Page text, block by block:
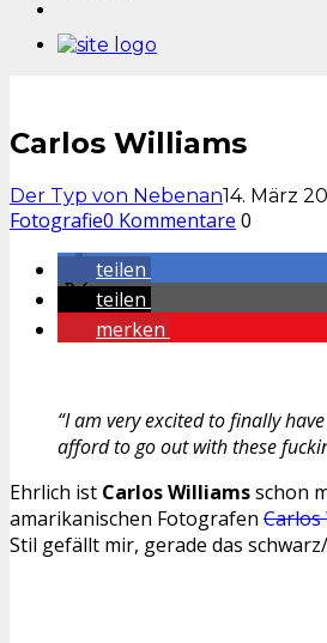
Carlos Williams
Der Typ von Nebenan14. März
Fotografie0 Kommentare 0
teilen
teilen
merken
“I am very excited to finally
afford to go out with these
Ehrlich ist Carlos Williamsschon
amarikanischen Fotografen Carlos
Stil gefällt mir, gerade das